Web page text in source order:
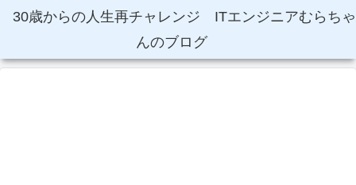
30歳からの人生再チャレンジ ITエンジニアむらちゃ
んのブログ